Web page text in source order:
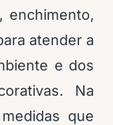
enchimento,
atender a
e dos
Na
que